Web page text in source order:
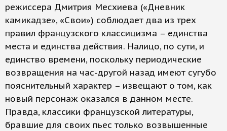
режиссера Дмитрия Месхиева («Дневник
камикадзе», «Свои») соблюдает два из трех
правил французского классицизма – единства
места и единства действия. Налицо, по сути, и
единство времени, поскольку периодические
возвращения на час-другой назад имеют сугубо
пояснительный характер – извещают о том, как
новый персонаж оказался в данном месте.
Правда, классики французской литературы,
бравшие для своих пьес только возвышенные